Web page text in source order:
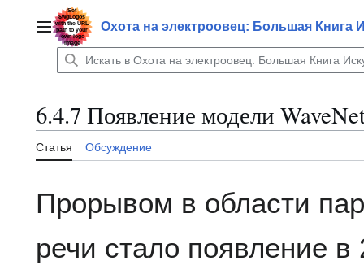
содержаниюГлавное менюОхота на электроовец: Большая Книга
6.4.7 Появление модели
Статья Обсуждение
Прорывом в области
речи стало появление